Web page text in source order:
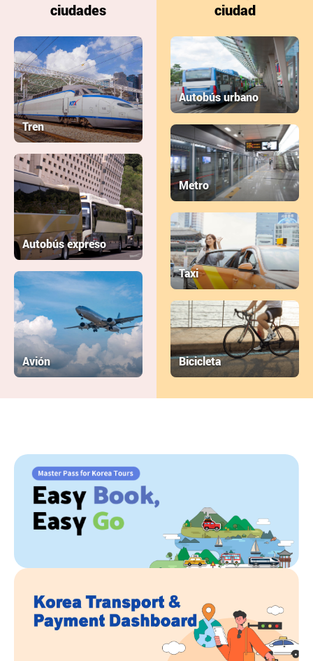
ciudades
Tren
Autobús expreso
Avión
ciudad
Autobús urbano
Metro
Taxi
Bicicleta